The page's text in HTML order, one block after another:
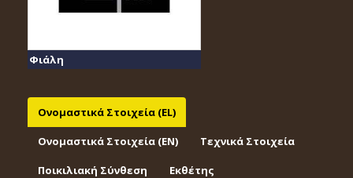
Φιάλη
Ονομαστικά Στοιχεία (EL)
Ονομαστικά Στοιχεία (EΝ) Τεχνικά Στοιχεία
Ποικιλιακή Σύνθεση Εκθέτης